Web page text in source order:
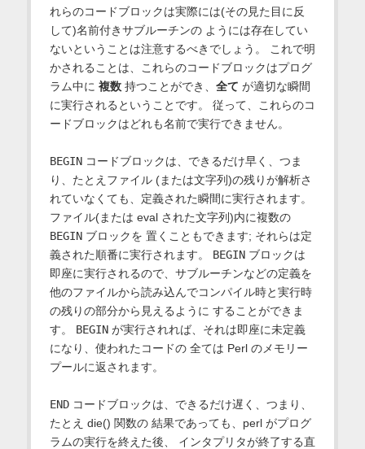
れらのコードブロックは実際には(その見た目に反
して)名前付きサブルーチンの ようには存在してい
ないということは注意するべきでしょう。 これで明
かされることは、これらのコードブロックはプログ
ラム中に 複数持つことができ、 全て が適切な瞬間
に実行されるということです。 従って、これらのコ
ードブロックはどれも名前で実行できません。
BEGINコードブロックは、できるだけ早く、つま
り、たとえファイル (または文字列)の残りが解析さ
れていなくても、定義された瞬間に実行されます。
ファイル(または eval された文字列)内に複数の
BEGINブロックを 置くこともできます; それらは定
義された順番に実行されます。 BEGINブロックは
即座に実行されるので、サブルーチンなどの定義を
他のファイルから読み込んでコンパイル時と実行時
の残りの部分から見えるように することができま
す。 BEGINが実行されれば、それは即座に未定義
になり、使われたコードの 全ては Perl のメモリー
プールに返されます。
ENDコードブロックは、できるだけ遅く、つまり、
たとえ die() 関数の 結果であっても、perl がプログ
ラムの実行を終えた後、 インタプリタが終了する直